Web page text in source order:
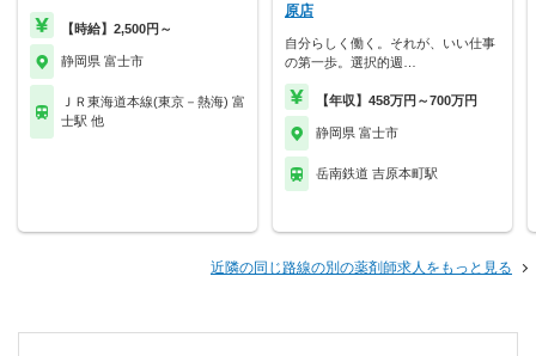
【時給】2,500円～
静岡県 富士市
ＪＲ東海道本線(東京－熱海) 富
士駅 他
原店
自分らしく働く。それが、いい仕事
の第一歩。選択的週…
【年収】458万円～700万円
静岡県 富士市
岳南鉄道 吉原本町駅
近隣の同じ路線の別の薬剤師求人をもっと見る